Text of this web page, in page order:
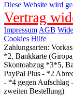
Diese Website wird
Vertrag
Impressum AGB
Cookies Hilfe
Zahlungsarten:
*2, Bankkarte
Skontoabzug *3*5,
PayPal Plus - *2
- *4 gegen Aufschlag
zweiten Bestellung)